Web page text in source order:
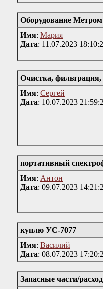
Оборудование
Имя: Мария
Дата: 11.07.2023
Очистка,
Имя: Сергей
Дата: 10.07.2023
портативный
Имя: Антон
Дата: 09.07.2023
куплю УС-7077
Имя: Василий
Дата: 08.07.2023
Запасные части/